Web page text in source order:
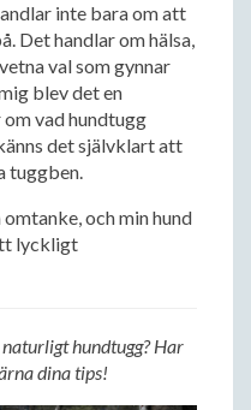
inte bara om att
Det handlar om hälsa,
val som gynnar
blev det en
vad hundtugg
det självklart att
tuggben.
och min hund
lyckligt
hundtugg? Har
dina tips!